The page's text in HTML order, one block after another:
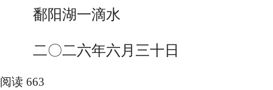
鄱阳湖一滴水
二〇二六年六月三十日
阅读 663